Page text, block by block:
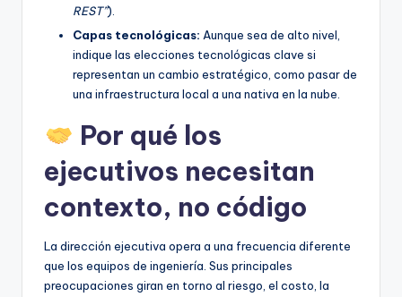
REST”).
Capas tecnológicas: Aunque sea de alto nivel,
indique las elecciones tecnológicas clave si
representan un cambio estratégico, como pasar de
una infraestructura local a una nativa en la nube.
Por qué los
ejecutivos necesitan
contexto, no código
La dirección ejecutiva opera a una frecuencia diferente
que los equipos de ingeniería. Sus principales
preocupaciones giran en torno al riesgo, el costo, la